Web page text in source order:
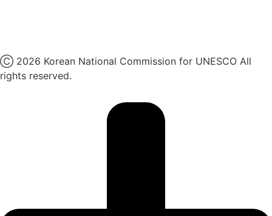
Ⓒ 2026 Korean National Commission for UNESCO All
rights reserved.